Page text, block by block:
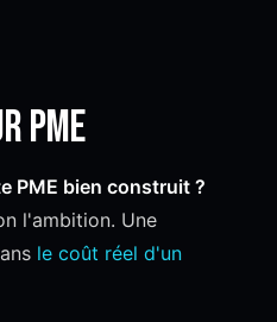
PME
PME bien construit ?
l'ambition. Une
le coût réel d'un